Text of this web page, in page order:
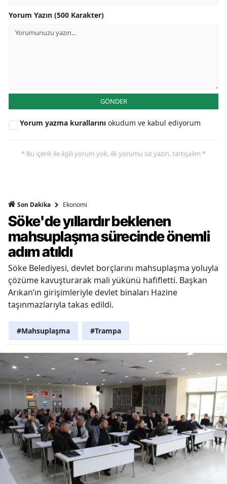
Yorum Yazın (500 Karakter)
GÖNDER
Yorum yazma kurallarını okudum ve kabul ediyorum
* Bu içerik ile ilgili yorum yok, ilk yorumu siz yazın, tartışalım *
Son Dakika Ekonomi
Söke'de yıllardır beklenen
mahsuplaşma sürecinde önemli
adım atıldı
Söke Belediyesi, devlet borçlarını mahsuplaşma yoluyla
çözüme kavuşturarak mali yükünü hafifletti. Başkan
Arıkan’ın girişimleriyle devlet binaları Hazine
taşınmazlarıyla takas edildi.
#Mahsuplaşma #Trampa